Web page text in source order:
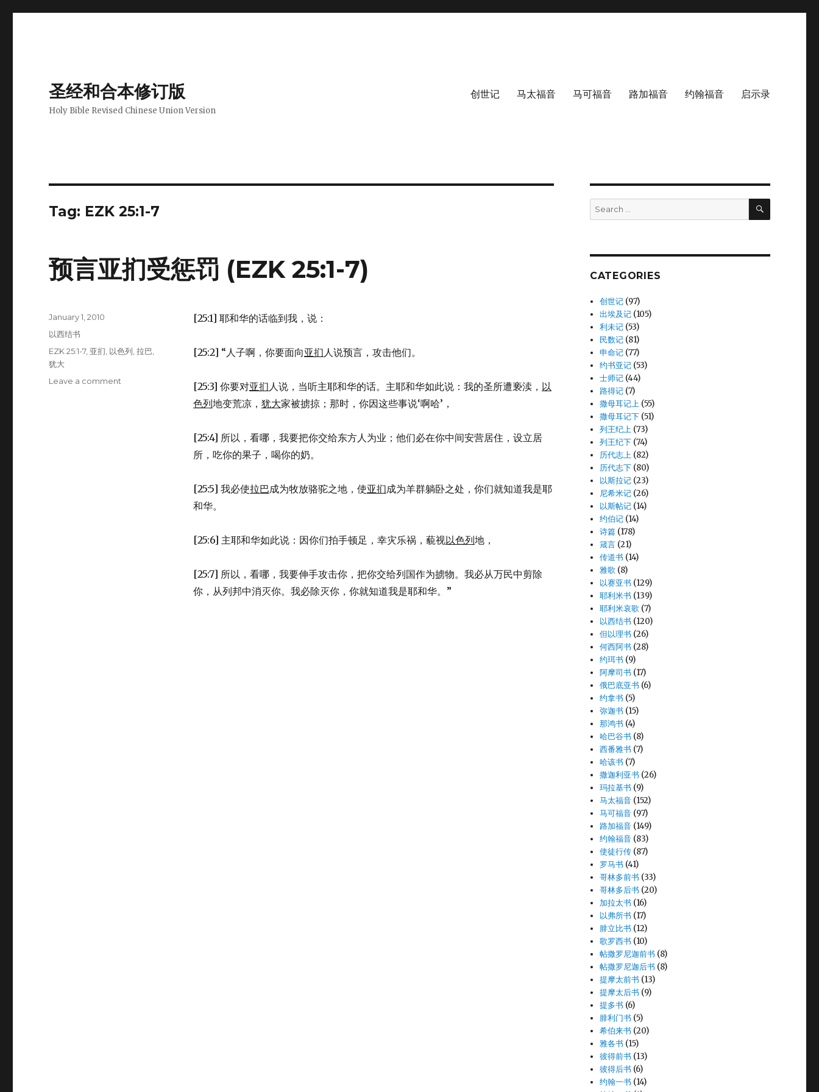
圣经和合本修订版
Holy Bible Revised Chinese Union Version
创世记 马太福音 马可福音 路加福音 约翰福音 启示录
Tag: EZK 25:1-7
预言亚扪受惩罚 (EZK 25:1-7)
[25:1] 耶和华的话临到我，说：
[25:2] “人子啊，你要面向亚扪人说预言，攻击他们。
[25:3] 你要对亚扪人说，当听主耶和华的话。主耶和华如此说：我的圣所遭亵渎， 以
色列地变荒凉， 犹大家被掳掠；那时，你因这些事说‘啊哈’，
[25:4] 所以，看哪，我要把你交给东方人为业；他们必在你中间安营居住，设立居
所，吃你的果子，喝你的奶。
[25:5] 我必使拉巴成为牧放骆驼之地，使亚扪成为羊群躺卧之处，你们就知道我是耶
和华。
[25:6] 主耶和华如此说：因你们拍手顿足，幸灾乐祸，藐视以色列地，
[25:7] 所以，看哪，我要伸手攻击你，把你交给列国作为掳物。我必从万民中剪除
你，从列邦中消灭你。我必除灭你，你就知道我是耶和华。”
Posted
on
January 1, 2010
Categories
以西结书
Tags
EZK 25:1-7, 亚扪 以色列 ,拉巴
犹大
Leave a comment
Search
for:
SEARCH
CATEGORIES
创世记 (97)
出埃及记 (105)
利未记 (53)
民数记 (81)
申命记 (77)
约书亚记 (53)
士师记 (44)
路得记 (7)
撒母耳记上 (55)
撒母耳记下 (51)
列王纪上 (73)
列王纪下 (74)
历代志上 (82)
历代志下 (80)
以斯拉记 (23)
尼希米记 (26)
以斯帖记 (14)
约伯记 (14)
诗篇 (178)
箴言 (21)
传道书 (14)
雅歌 (8)
以赛亚书 (129)
耶利米书 (139)
耶利米哀歌 (7)
以西结书 (120)
但以理书 (26)
何西阿书 (28)
约珥书 (9)
阿摩司书 (17)
俄巴底亚书 (6)
约拿书 (5)
弥迦书 (15)
那鸿书 (4)
哈巴谷书 (8)
西番雅书 (7)
哈该书 (7)
撒迦利亚书 (26)
玛拉基书 (9)
马太福音 (152)
马可福音 (97)
路加福音 (149)
约翰福音 (83)
使徒行传 (87)
罗马书 (41)
哥林多前书 (33)
哥林多后书 (20)
加拉太书 (16)
以弗所书 (17)
腓立比书 (12)
歌罗西书 (10)
帖撒罗尼迦前书 (8)
帖撒罗尼迦后书 (8)
提摩太前书 (13)
提摩太后书 (9)
提多书 (6)
腓利门书 (5)
希伯来书 (20)
雅各书 (15)
彼得前书 (13)
彼得后书 (6)
约翰一书 (14)